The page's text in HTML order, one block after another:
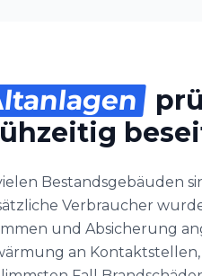
Bestandsgebäuden
Verbraucher
und Absicherung
an